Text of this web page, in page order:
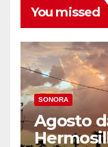
You missed
SONORA
Agosto